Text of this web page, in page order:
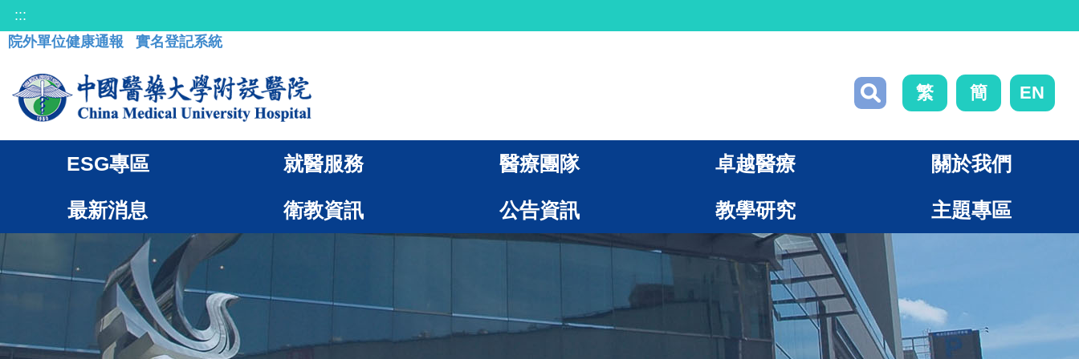
:::
院外單位健康通報
實名登記系統
繁 簡 EN
ESG專區 就醫服務 醫療團隊 卓越醫療 關於我們
最新消息 衛教資訊 公告資訊 教學研究 主題專區